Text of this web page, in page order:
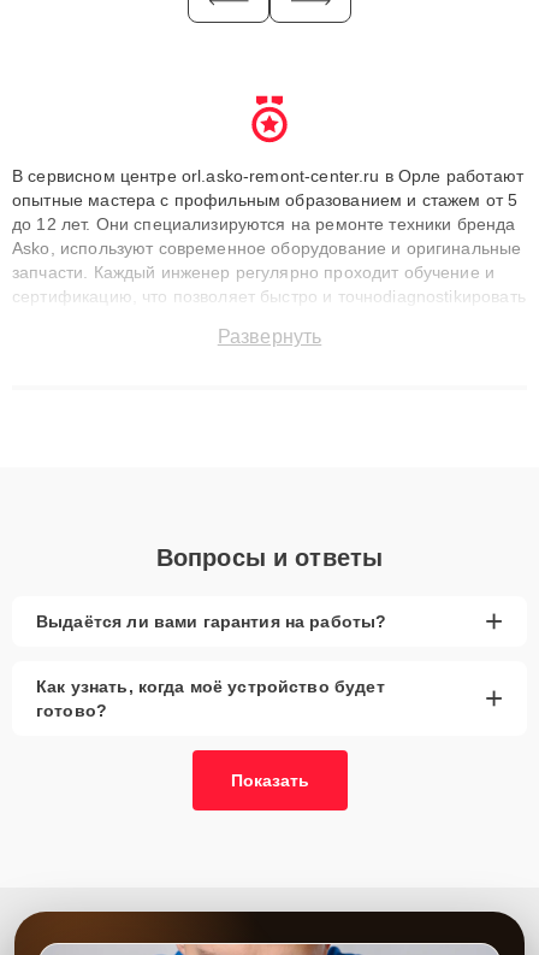
В сервисном центре orl.asko-remont-center.ru в Орле работают
опытные мастера с профильным образованием и стажем от 5
до 12 лет. Они специализируются на ремонте техники бренда
Asko, используют современное оборудование и оригинальные
запчасти. Каждый инженер регулярно проходит обучение и
сертификацию, что позволяет быстро и точноdiagnostikировать
до 3 лет. Наши мастера решают сложные случаи: от замены
Развернуть
Вопросы и ответы
Выдаётся ли вами гарантия на работы? +
Как узнать, когда моё устройство будет
готово?
+
Показать